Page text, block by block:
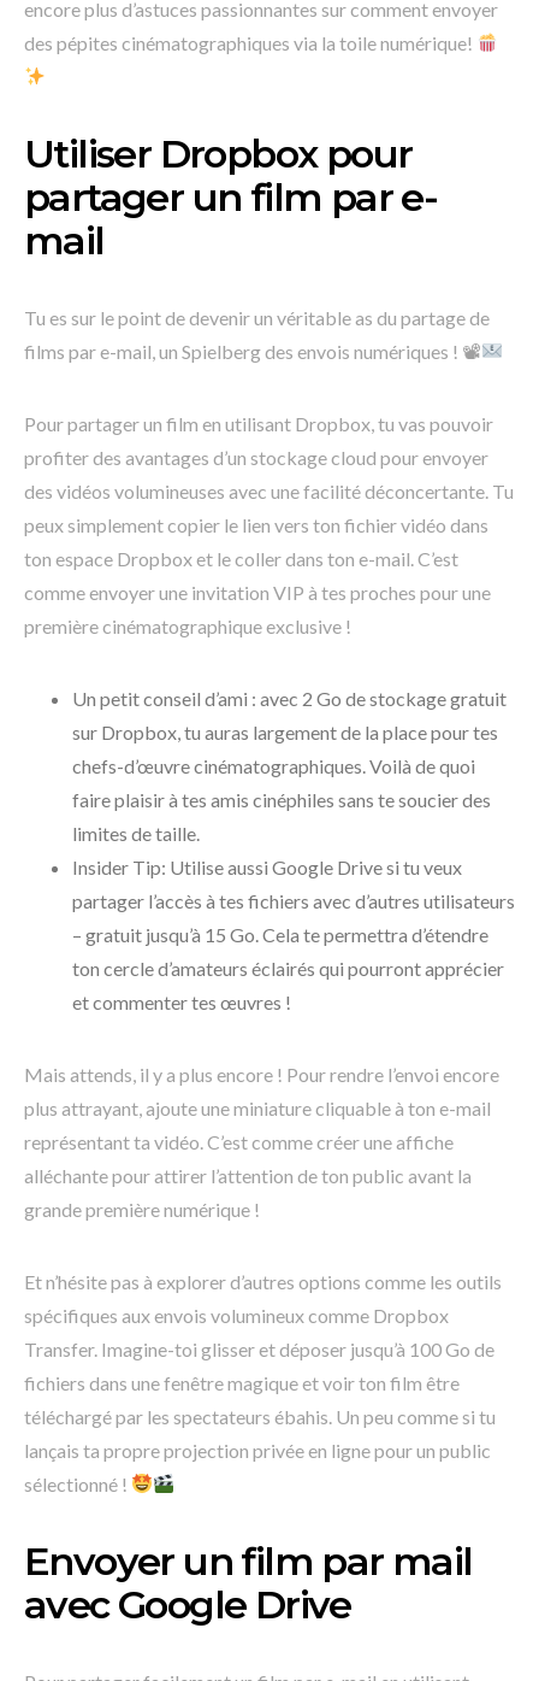
encore plus d’astuces passionnantes sur comment envoyer
des pépites cinématographiques via la toile numérique!
Utiliser Dropbox pour
partager un film par e-
mail
Tu es sur le point de devenir un véritable as du partage de
films par e-mail, un Spielberg des envois numériques ! 📽
Pour partager un film en utilisant Dropbox, tu vas pouvoir
profiter des avantages d’un stockage cloud pour envoyer
des vidéos volumineuses avec une facilité déconcertante. Tu
peux simplement copier le lien vers ton fichier vidéo dans
ton espace Dropbox et le coller dans ton e-mail. C’est
comme envoyer une invitation VIP à tes proches pour une
première cinématographique exclusive !
Un petit conseil d’ami : avec 2 Go de stockage gratuit
sur Dropbox, tu auras largement de la place pour tes
chefs-d’œuvre cinématographiques. Voilà de quoi
faire plaisir à tes amis cinéphiles sans te soucier des
limites de taille.
Insider Tip: Utilise aussi Google Drive si tu veux
partager l’accès à tes fichiers avec d’autres utilisateurs
– gratuit jusqu’à 15 Go. Cela te permettra d’étendre
ton cercle d’amateurs éclairés qui pourront apprécier
et commenter tes œuvres !
Mais attends, il y a plus encore ! Pour rendre l’envoi encore
plus attrayant, ajoute une miniature cliquable à ton e-mail
représentant ta vidéo. C’est comme créer une affiche
alléchante pour attirer l’attention de ton public avant la
grande première numérique !
Et n’hésite pas à explorer d’autres options comme les outils
spécifiques aux envois volumineux comme Dropbox
Transfer. Imagine-toi glisser et déposer jusqu’à 100 Go de
fichiers dans une fenêtre magique et voir ton film être
téléchargé par les spectateurs ébahis. Un peu comme si tu
lançais ta propre projection privée en ligne pour un public
sélectionné !
Envoyer un film par mail
avec Google Drive